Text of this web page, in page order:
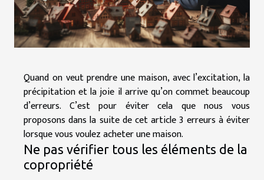
Quand on veut prendre une maison, avec l’excitation, la
précipitation et la joie il arrive qu’on commet beaucoup
d’erreurs. C’est pour éviter cela que nous vous
proposons dans la suite de cet article 3 erreurs à éviter
lorsque vous voulez acheter une maison.
Ne pas vérifier tous les éléments de la
copropriété